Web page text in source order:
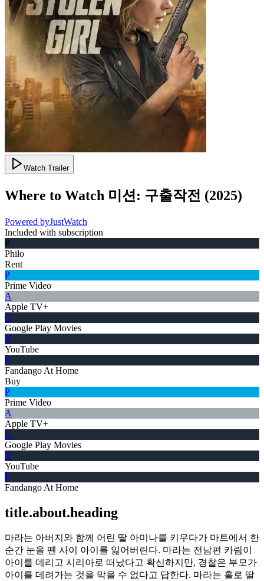
Watch Trailer
Where to Watch 미션: 구출작전 (2025)
Powered byJustWatch
Included with subscription
P
Philo
Rent
P
Prime Video
A
Apple TV+
G
Google Play Movies
Y
YouTube
F
Fandango At Home
Buy
P
Prime Video
A
Apple TV+
G
Google Play Movies
Y
YouTube
F
Fandango At Home
title.about.heading
마라는 아버지와 함께 어린 딸 아미나를 키우다가 마트에서 한
순간 눈을 뗀 사이 아이를 잃어버린다. 마라는 전남편 카림이
아이를 데리고 시리아로 떠났다고 확신하지만, 경찰은 부모가
아이를 데려가는 것을 막을 수 없다고 답한다. 마라는 홀로 딸